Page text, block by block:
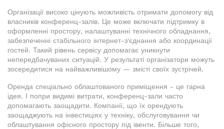
Організації високо цінують можливість отримати допомогу від
власників конференц-залів. Це може включати підтримку в
оформленні простору, налаштуванні технічного обладнання,
забезпеченні стабільного інтернет-з'єднання або координації
гостей. Такий рівень сервісу допомагає уникнути
непередбачуваних ситуацій. У результаті організатори можуть
зосередитися на найважливішому — змісті своїх зустрічей.
Оренда спеціально облаштованого приміщення - це гарна
ідея. І попри видимі витрати, конференц-зали часто
допомагають заощадити. Компанії, що їх орендують
заощаджують на інвестиціях у техніку, обслуговування чи
облаштування офісного простору під івенти. Більше того,